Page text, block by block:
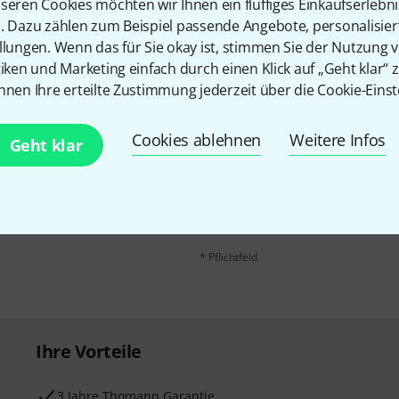
Cookies möchten wir Ihnen ein fluffiges
Dazu zählen zum Beispiel passende Angebote,
Wenn das für Sie okay ist, stimmen Sie der Nutzung
und Marketing einfach durch einen Klick auf „Geht klar“
Ihre erteilte Zustimmung jederzeit über die Cookie-
Geht klar Cookies ablehnen Weitere Infos
mit etwas Glück
E-Mail-Adresse*
* Pflichtfeld
Ihre Vorteile